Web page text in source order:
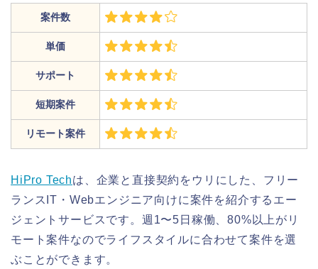
案件数
単価
サポート
短期案件
リモート案件
HiPro Techは、企業と直接契約をウリにした、フリー
ランスIT・Webエンジニア向けに案件を紹介するエー
ジェントサービスです。週1〜5日稼働、80%以上がリ
モート案件なのでライフスタイルに合わせて案件を選
ぶことができます。